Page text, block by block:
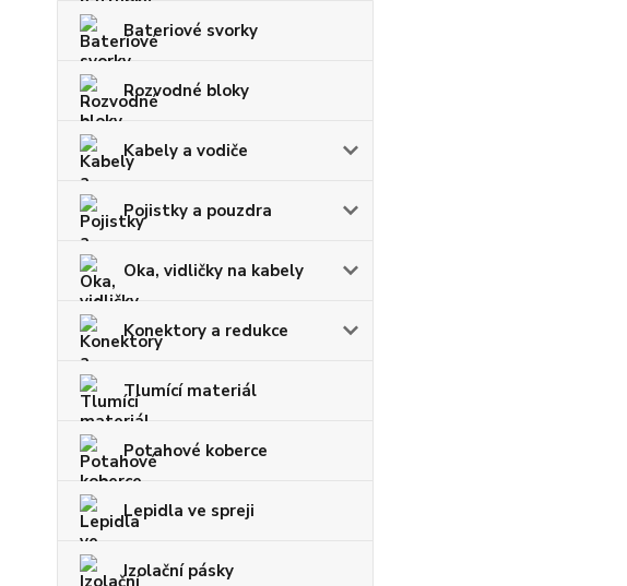
Bateriové svorky
Rozvodné bloky
Kabely a vodiče
Pojistky a pouzdra
Oka, vidličky na kabely
Konektory a redukce
Tlumící materiál
Potahové koberce
Lepidla ve spreji
Izolační pásky